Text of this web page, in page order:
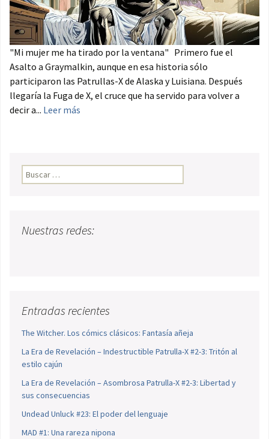
"Mi mujer me ha tirado por la ventana" Primero fue el
Asalto a Graymalkin, aunque en esa historia sólo
participaron las Patrullas-X de Alaska y Luisiana. Después
llegaría la Fuga de X, el cruce que ha servido para volver a
decir a... Leer más
Buscar:
Nuestras redes:
Entradas recientes
The Witcher. Los cómics clásicos: Fantasía añeja
La Era de Revelación – Indestructible Patrulla-X #2-3: Tritón al
estilo cajún
La Era de Revelación – Asombrosa Patrulla-X #2-3: Libertad y
sus consecuencias
Undead Unluck #23: El poder del lenguaje
MAD #1: Una rareza nipona